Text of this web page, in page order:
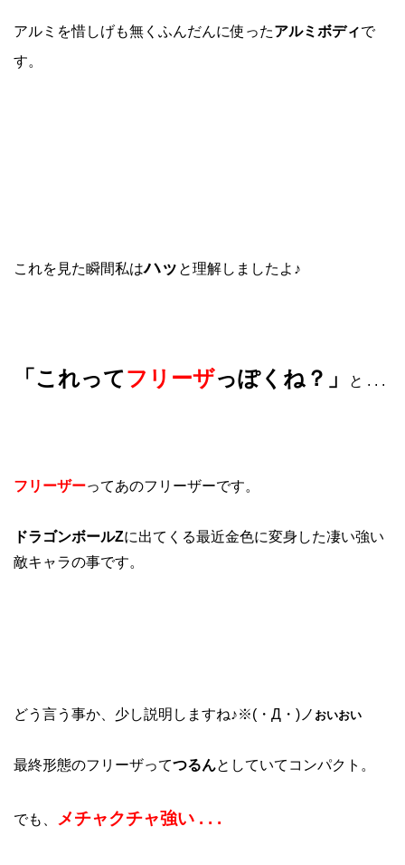
アルミを惜しげも無くふんだんに使ったアルミボディで
す。
これを見た瞬間私はハッ と理解しましたよ♪
「これってフリーザっぽくね？」 と . . .
フリーザーってあのフリーザーです。
ドラゴンボールZに出てくる最近金色に変身した凄い強い
敵キャラの事です。
どう言う事か、少し説明しますね♪※(・Д・)ノ おいおい
最終形態のフリーザってつるんとしていてコンパクト。
でも、 メチャクチャ強い . . .